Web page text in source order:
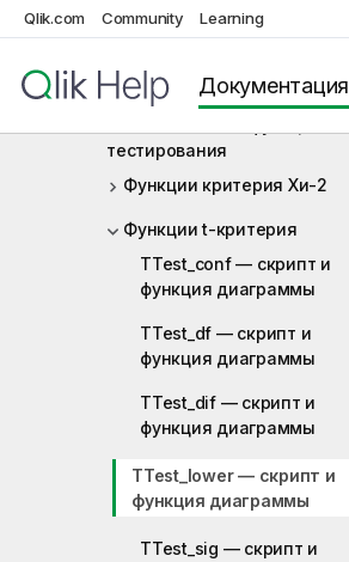
Qlik.com Community Learning
Документация
агрегирования
агрегирования
тестирования
Функции критерия Хи-2
Функции t-критерия
TTest_conf — скрипт и
функция диаграммы
TTest_df — скрипт и
функция диаграммы
TTest_dif — скрипт и
функция диаграммы
TTest_lower — скрипт и
функция диаграммы
TTest_sig — скрипт и